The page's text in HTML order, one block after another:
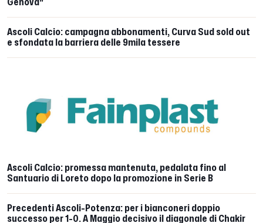
Genova"
Ascoli Calcio: campagna abbonamenti, Curva Sud sold out
e sfondata la barriera delle 9mila tessere
Ascoli Calcio: promessa mantenuta, pedalata fino al
Santuario di Loreto dopo la promozione in Serie B
Precedenti Ascoli-Potenza: per i bianconeri doppio
successo per 1-0. A Maggio decisivo il diagonale di Chakir